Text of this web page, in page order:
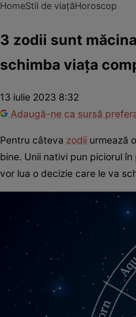
HomeStil de viațăHoroscop
3 zodii sunt
schimba viața
13 iulie 2023 8:32
Adaugă-ne ca sursă
Pentru câteva zodii urmează
bine. Unii nativi pun piciorul
vor lua o decizie care le va